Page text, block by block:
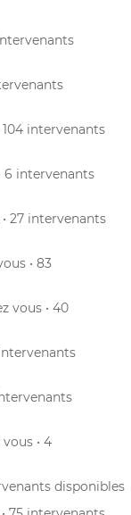
104 intervenants
6 intervenants
• 27 intervenants
• 83
vous • 40
intervenants
• 4
disponibles